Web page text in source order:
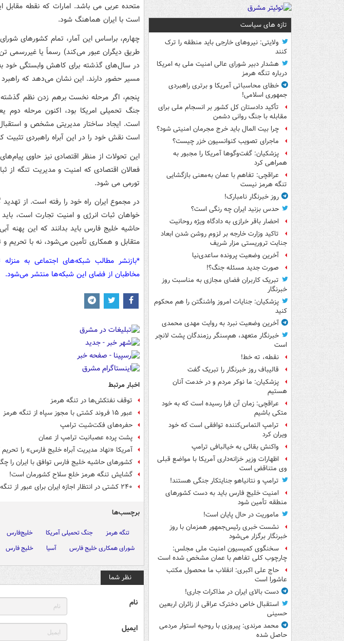
تازه های سیاست
ولایتی: نیروهای خارجی باید منطقه را ترک
کنند
هشدار دبیر شورای عالی امنیت ملی به امریکا
درباره تنگه هرمز
خطای محاسباتی آمریکا و برتری راهبردی
جمهوری اسلامی!
تأکید دادستان کل کشور بر انسجام ملی برای
مقابله با جنگ روانی دشمن
چرا بیت المال باید خرج مجرمان امنیتی شود؟
ماجرای تصویب کنوانسیون خزر چیست؟
پزشکیان: گفت‌وگوها آمریکا را مجبور به
همراهی کرد
عراقچی: تفاهم با عمان به‌معنی بازگشایی
تنگه هرمز نیست
روز خبرنگار نامبارک!
حدس بزنید ایران چه رنگی است؟
احضار باقر خرازی به دادگاه ویژه روحانیت
تاکید وزارت خارجه بر لزوم روشن شدن ابعاد
جنایت تروریستی مزار شریف
آخرین وضعیت پرونده ساعدی‌نیا
صورت جدید مسئله جنگ؟!
تبریک کاربران فضای مجازی به مناسبت روز
خبرنگار
پزشکیان: جنایات امروز واشنگتن را هم محکوم
کنید
آخرین وضعیت نبرد به روایت مهدی محمدی
خبرنگار متعهد، هم‌سنگر رزمندگان پشت لانچر
است
نقطه، ته خط!
قالیباف روز خبرنگار را تبریک گفت
پزشکیان: ما نوکر مردم و در خدمت آنان
هستیم
عراقچی: زمان آن فرا رسیده است که به خود
متکی باشیم
ترامپ التماس‌کننده توافقی است که خود
ویران کرد
واکنش بقائی به خیالبافی ترامپ
اظهارات وزیر خزانه‌داری آمریکا با مواضع قبلی
وی متناقض است
ترامپ و نتانیاهو جنایتکار جنگی هستند!
امنیت خلیج فارس باید به دست کشورهای
منطقه تأمین شود
ماموریت در حال پایان است!
نشست خبری رئیس‌جمهور همزمان با روز
خبرنگار برگزار می‌شود
سخنگوی کمیسیون امنیت ملی مجلس:
چارچوب کلی تفاهم با عمان مشخص شده است
حاج علی اکبری: انقلاب ما محصول مکتب
عاشورا است
دست بالای ایران در مذاکرات جاری!
استقبال خاص دخترک عراقی از زائران اربعین
حسینی
محمد مرندی: پیروزی با روحیه استوار مردمی
حاصل شده
متحده عربی می باشد. امارات که نقطه مقابل
است با ایران هماهنگ شود.
چهارم، براساس این آمار، تمام کشورهای
طریق دیگران عبور می‌کند) رسماً یا غیررسمی
در سال‌های گذشته برای کاهش وابستگی خود
مسیر حضور دارند. این نشان می‌دهد که
پنجم، اگر مرحله نخست برهم زدن نظم
جنگ تحمیلی امریکا بود، اکنون مرحله
است. ایجاد ساختار مدیریتی مشخص و
است نقش خود را در این آبراه راهبردی تثبیت
این تحولات از منظر اقتصادی نیز حاوی
فعالان اقتصادی که امنیت و مدیریت تنگه از
تورمی می شود.
در مجموع ایران راه خود را رفته است. از
خواهان ثبات انرژی و امنیت تجارت است،
حاشیه خلیج فارس باید بدانند که این پهنه
متقابل و همکاری تأمین می‌شود، نه با تحریم و
*بازنشر مطالب شبکه‌های اجتماعی به
مخاطبان از فضای این شبکه‌ها منتشر می‌شود.
اخبار مرتبط
توقف نفتکش‌ها در تنگه هرمز
عبور ۱۵ فروند کشتی با مجوز س‍‍پاه از تنگه هرمز
حفره‌های فکت‌شیت ترامپ
پشت پرده عصبانیت ترامپ از عمان
آمریکا «نهاد مدیریت آبراه خلیج فارس» را تحریم
کشورهای حاشیه خلیج فارس توافق با ایران را
گشایش تنگه هرمز خلع سلاح کشورمان است!
۲۴۰ کشتی در انتظار اجازه ایران برای عبور از تنگه هرمز
برچسب‌ها
تنگه هرمز جنگ تحمیلی آمریکا خلیج‌فارس
شورای همکاری خلیج فارس
آسیا خلیج فارس
نظر شما
نام
ایمیل